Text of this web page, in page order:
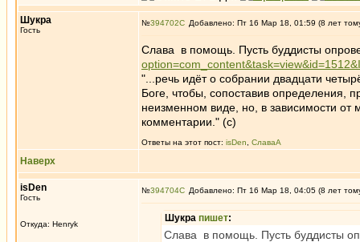
Шукра
Гость
№394702 Добавлено: Пт 16 Мар 18, 01:59 (8 лет
Слава в помощь. Пусть буддисты
"...речь идёт о собрании двадцати
Боге, чтобы, сопоставив определения,
неизменном виде, но, в зависимости от
комментарии." (с)
Ответы на этот пост: isDen СлаваА
Наверх
isDen
Гость
Откуда: Henryk
№394704 Добавлено: Пт 16 Мар 18, 04:05 (8 лет
Шукра пишет:
Слава в помощь. Пусть буддисты